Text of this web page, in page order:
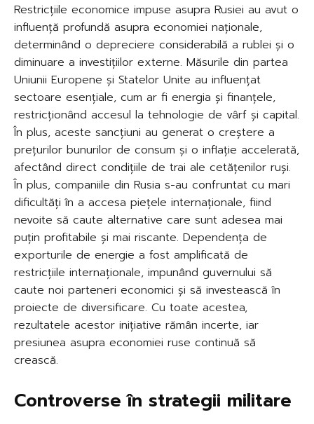
Restricțiile economice impuse asupra Rusiei au avut o
influență profundă asupra economiei naționale,
determinând o depreciere considerabilă a rublei și o
diminuare a investițiilor externe. Măsurile din partea
Uniunii Europene și Statelor Unite au influențat
sectoare esențiale, cum ar fi energia și finanțele,
restricționând accesul la tehnologie de vârf și capital.
În plus, aceste sancțiuni au generat o creștere a
prețurilor bunurilor de consum și o inflație accelerată,
afectând direct condițiile de trai ale cetățenilor ruși.
În plus, companiile din Rusia s-au confruntat cu mari
dificultăți în a accesa piețele internaționale, fiind
nevoite să caute alternative care sunt adesea mai
puțin profitabile și mai riscante. Dependența de
exporturile de energie a fost amplificată de
restricțiile internaționale, impunând guvernului să
caute noi parteneri economici și să investească în
proiecte de diversificare. Cu toate acestea,
rezultatele acestor inițiative rămân incerte, iar
presiunea asupra economiei ruse continuă să
crească.
Controverse în strategii militare